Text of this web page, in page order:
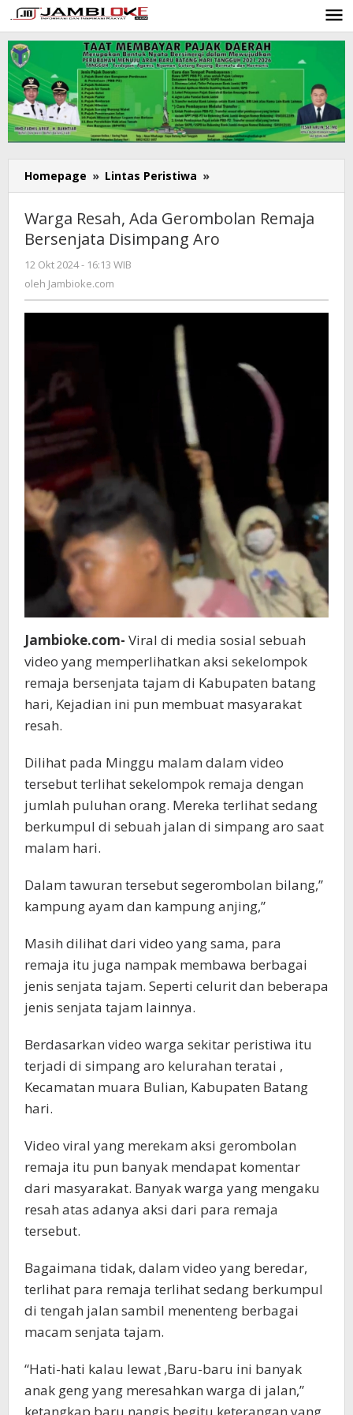
Lewati
ke
konten
Homepage » Lintas Peristiwa »
Resah,
Ada
Gerombolan
Remaja
Warga Resah, Ada Gerombolan Remaja
Bersenjata Disimpang Aro
12 Okt 2024 - 16:13 WIB
oleh Jambioke.com
Jambioke.com- Viral di media sosial sebuah
video yang memperlihatkan aksi sekelompok
remaja bersenjata tajam di Kabupaten batang
hari, Kejadian ini pun membuat masyarakat
resah.
Dilihat pada Minggu malam dalam video
tersebut terlihat sekelompok remaja dengan
jumlah puluhan orang. Mereka terlihat sedang
berkumpul di sebuah jalan di simpang aro saat
malam hari.
Dalam tawuran tersebut segerombolan bilang,”
kampung ayam dan kampung anjing,”
Masih dilihat dari video yang sama, para
remaja itu juga nampak membawa berbagai
jenis senjata tajam. Seperti celurit dan beberapa
jenis senjata tajam lainnya.
Berdasarkan video warga sekitar peristiwa itu
terjadi di simpang aro kelurahan teratai ,
Kecamatan muara Bulian, Kabupaten Batang
hari.
Video viral yang merekam aksi gerombolan
remaja itu pun banyak mendapat komentar
dari masyarakat. Banyak warga yang mengaku
resah atas adanya aksi dari para remaja
tersebut.
Bagaimana tidak, dalam video yang beredar,
terlihat para remaja terlihat sedang berkumpul
di tengah jalan sambil menenteng berbagai
macam senjata tajam.
“Hati-hati kalau lewat ,Baru-baru ini banyak
anak geng yang meresahkan warga di jalan,”
ketangkap baru nangis begitu keterangan yang